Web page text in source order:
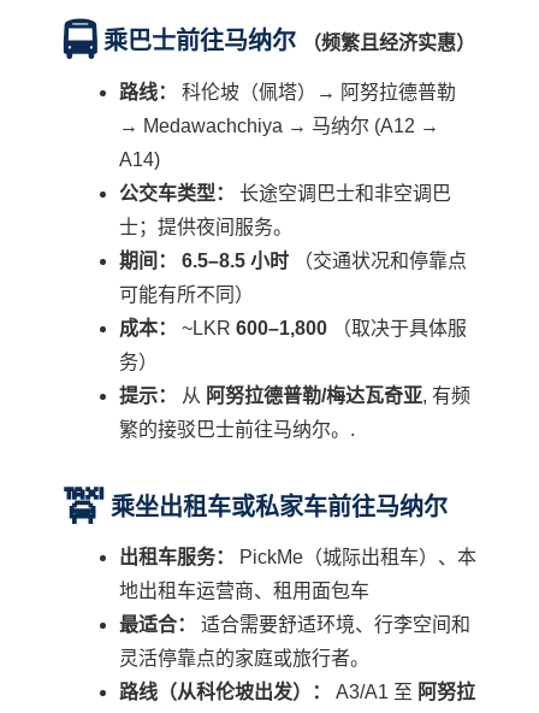
🚍 乘巴士前往马纳尔 （频繁且经济实惠）
路线：
科伦坡（佩塔）→ 阿努拉德普勒
→ Medawachchiya → 马纳尔 (A12 →
A14)
公交车类型：
长途空调巴士和非空调巴
士；提供夜间服务。
期间：
6.5–8.5 小时 （交通状况和停靠点
可能有所不同）
成本：
~LKR 600–1,800 （取决于具体服
务）
提示：
从 阿努拉德普勒/梅达瓦奇亚, 有频
繁的接驳巴士前往马纳尔。.
🚖 乘坐出租车或私家车前往马纳尔
出租车服务：
PickMe（城际出租车）、本
地出租车运营商、租用面包车
最适合：
适合需要舒适环境、行李空间和
灵活停靠点的家庭或旅行者。
路线（从科伦坡出发）：
A3/A1 至 阿努拉